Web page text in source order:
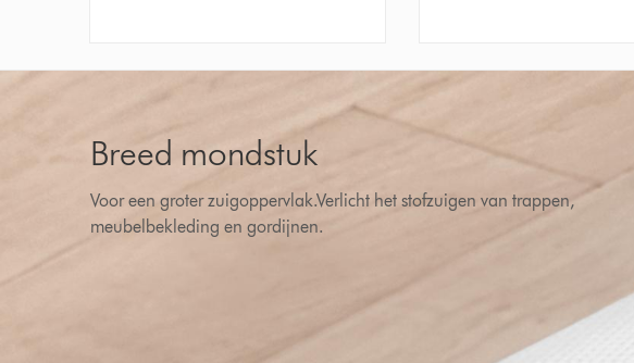
Breed mondstuk
Voor een groter zuigoppervlak.Verlicht het stofzuigen van trappen,
meubelbekleding en gordijnen.